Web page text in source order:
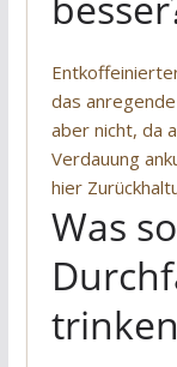
das
aber nicht, da
Verdauung
hier
Was